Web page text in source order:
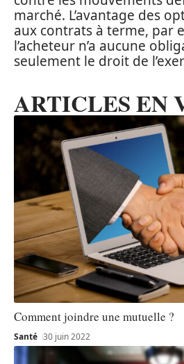
marché. L’avantage des
aux contrats à terme, par
l’acheteur n’a aucune
seulement le droit de
ARTICLES EN
Comment joindre une mutuelle ?
Santé 30 juin 2022